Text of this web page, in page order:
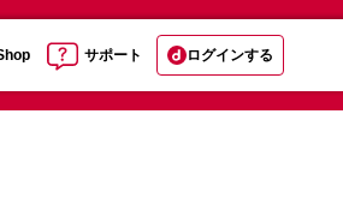
サポート ログインする